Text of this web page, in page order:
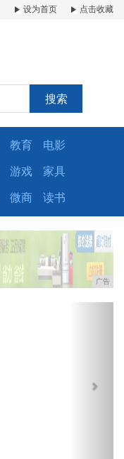
设为首页 点击收藏
搜索
教育 电影
游戏 家具
微商 读书
广告